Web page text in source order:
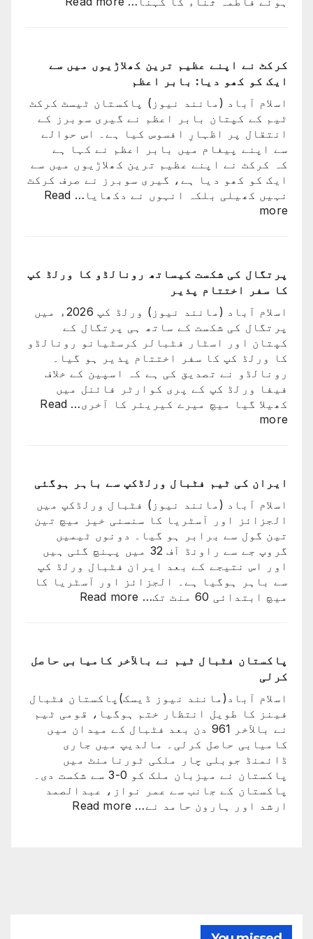
جو
اچھا
کھیلے
گا
وہ
ٹیم
میں
کرکٹ نے اپنے عظیم ترین کھلاڑیوں میں سے
ایک کو کھو دیا: بابر اعظم
اسلام آباد (مانند نیوز) پاکستان ٹیسٹ کرکٹ
ٹیم کے کپتان بابر اعظم نے گیری سوبرز کے
انتقال پر اظہارِ افسوس کیا ہے۔ اس حوالے
سے اپنے پیغام میں بابر اعظم نے کہا ہے
کہ کرکٹ نے اپنے عظیم ترین کھلاڑیوں میں سے
ایک کو کھو دیا ہے، گیری سوبرز نے صرف کرکٹ
نہیں کھیلی بلکہ انہوں نے دکھایا… Read
more
:
عظیم
ترین
کھلاڑیوں
میں
سے
ایک
کو
کھو
دیا:
بابر
اعظم
پرتگال کی شکست کیساتھ رونالڈو کا ورلڈ کپ
کا سفر اختتام پذیر
اسلام آباد (مانند نیوز) ورلڈ کپ 2026ء میں
پرتگال کی شکست کے ساتھ ہی پرتگال کے
کپتان اور اسٹار فٹبالر کرسٹیانو رونالڈو
کا ورلڈ کپ کا سفر اختتام پذیر ہو گیا۔
رونالڈو نے تصدیق کی ہے کہ اسپین کے خلاف
فیفا ورلڈ کپ کے پری کوارٹر فائنل میں
کھیلا گیا میچ میرے کیریئر کا آخری… Read
more
:
کیساتھ
کا
ورلڈ
کپ
کا
سفر
اختتام
پذیر
ایران کی ٹیم فٹبال ورلڈکپ سے باہر ہوگئی
اسلام آباد (مانند نیوز) فٹبال ورلڈکپ میں
الجزائز اور آسٹریا کا سنسنی خیز میچ تین
تین گول سے برابر ہو گیا۔ دونوں ٹیمیں
گروپ جے سے راونڈ آف 32 میں پہنچ گئی ہیں
اور اس نتیجے کے بعد ایران فٹبال ورلڈ کپ
سے باہر ہوگیا ہے۔ الجزائز اور آسٹریا کا
میچ ابتدائی 60 منٹ تک…
Read more
فٹبال
باہر
ہوگئی
پاکستان فٹبال ٹیم نے بالآخر کامیابی حاصل
کرلی
اسلام آباد(مانند نیوز ڈیسک)پاکستان فٹبال
فینز کا طویل انتظار ختم ہوگیا، قومی ٹیم
نے بالآخر 961 دن بعد فٹبال کے میدان میں
کامیابی حاصل کرلی۔ مالدیپ میں جاری
ڈائمنڈ جوبلی چار ملکی ٹورنامنٹ میں
پاکستان نے میزبان ملک کو 0-3 سے شکست دی۔
پاکستان کے جانب سے عمر نواز، عبدالصمد
ارشد اور ہارون حامد نے… Read more
: